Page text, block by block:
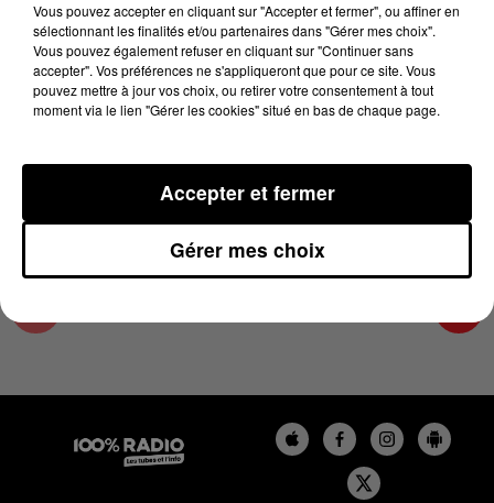
26 novembre 2025 - 4 min 25 sec
L'AGENDA DU TARN ET GARONNE DU
26/11/2025 À 11H39
L'agenda du Tarn et Garonne
Vous pouvez accepter en cliquant sur "Accepter et fermer", ou affiner en
sélectionnant les finalités et/ou partenaires dans "Gérer mes choix".
Vous pouvez également refuser en cliquant sur "Continuer sans
accepter". Vos préférences ne s'appliqueront que pour ce site. Vous
pouvez mettre à jour vos choix, ou retirer votre consentement à tout
moment via le lien "Gérer les cookies" situé en bas de chaque page.
Gérer mes choix
Accepter et fermer